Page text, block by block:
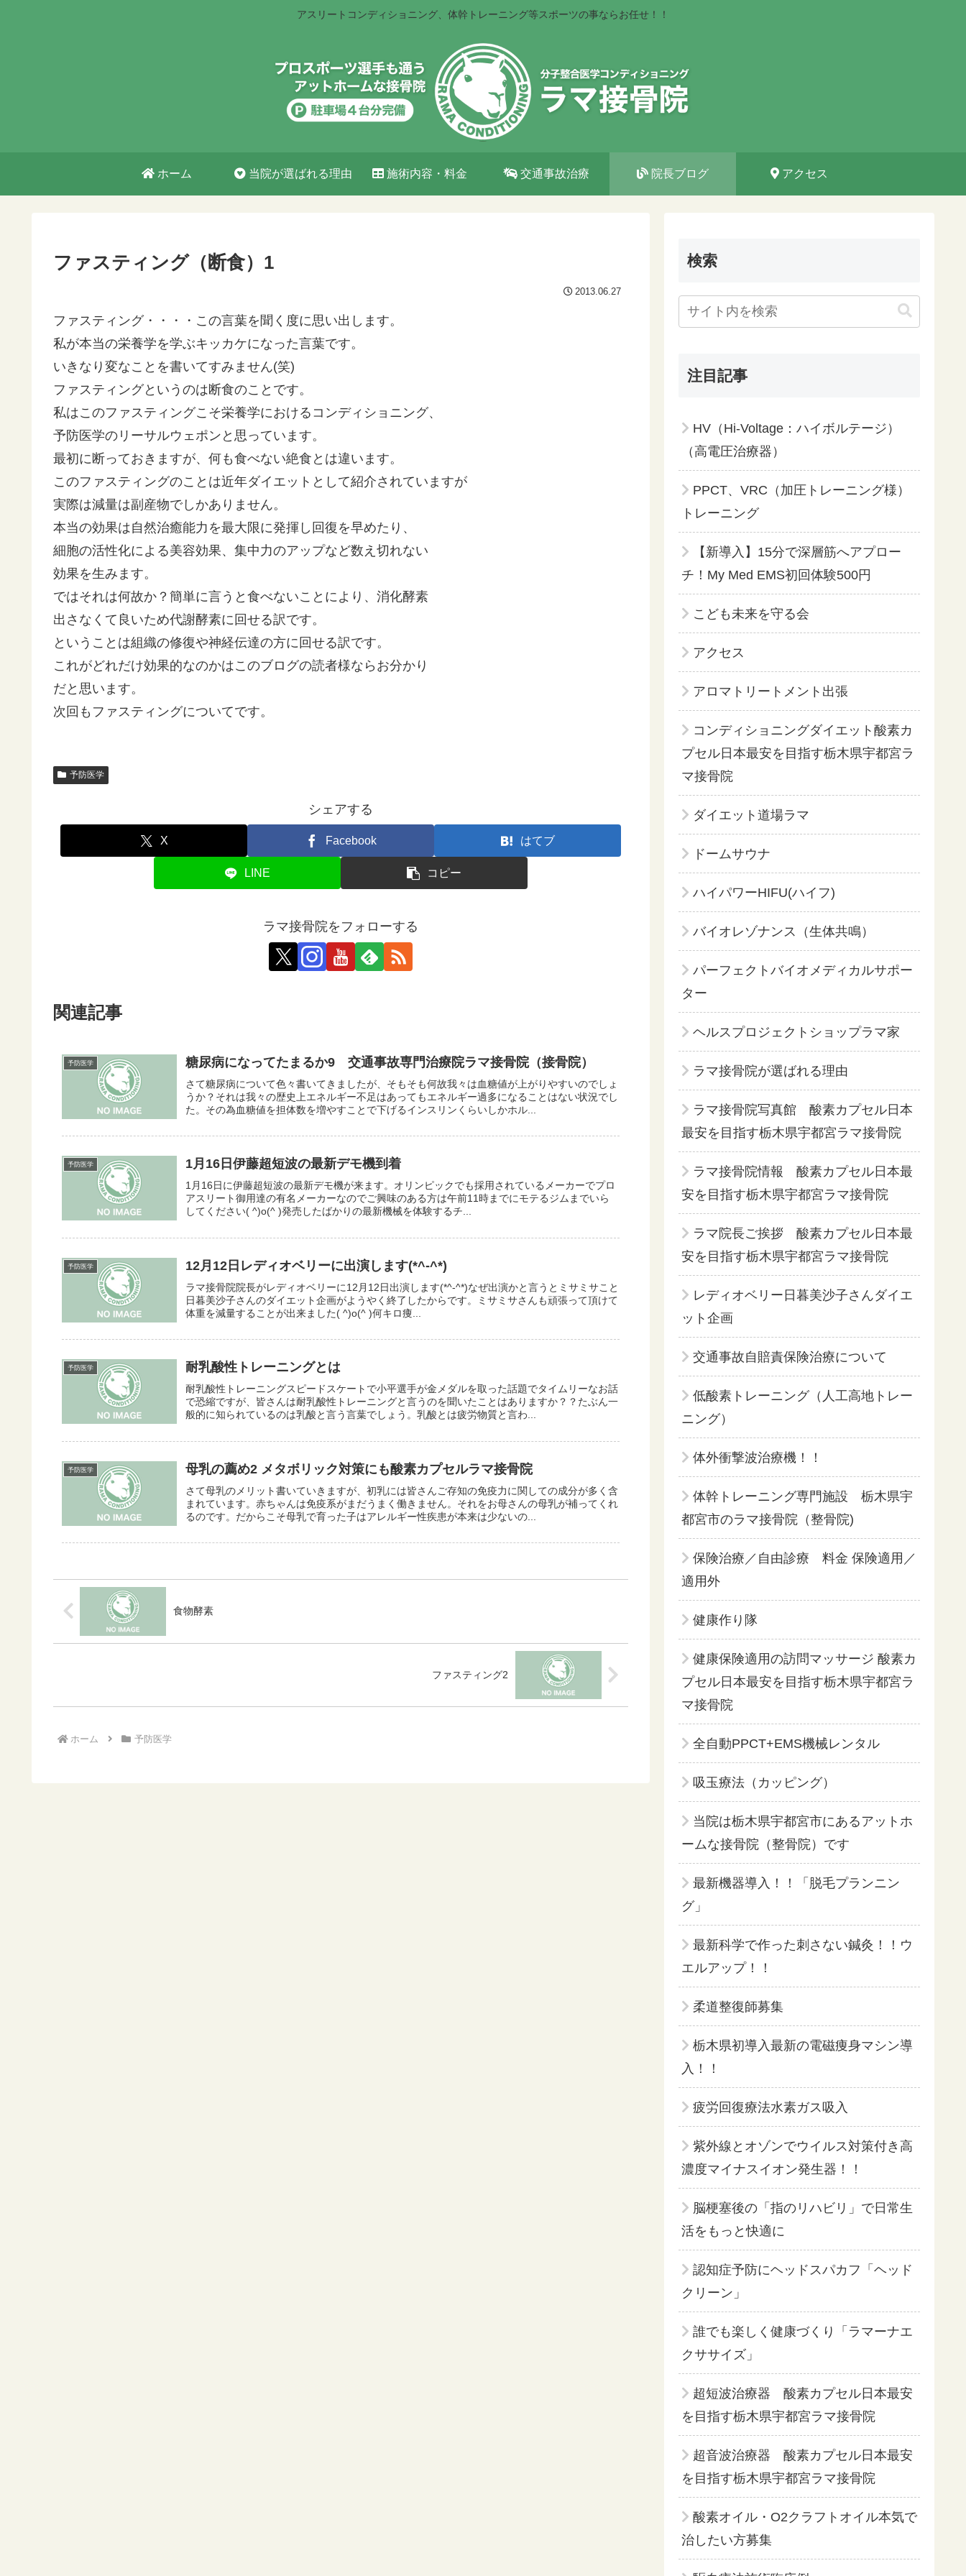
アスリートコンディショニング、体幹トレーニング等スポーツの事ならお任せ！！
ホーム 当院が選ばれる理由 施術内容・料金 交通事故治療 院長ブログ アクセス
ファスティング（断食）1
2013.06.27
ファスティング・・・・この言葉を聞く度に思い出します。
私が本当の栄養学を学ぶキッカケになった言葉です。
いきなり変なことを書いてすみません(笑)
ファスティングというのは断食のことです。
私はこのファスティングこそ栄養学におけるコンディショニング、
予防医学のリーサルウェポンと思っています。
最初に断っておきますが、何も食べない絶食とは違います。
このファスティングのことは近年ダイエットとして紹介されていますが
実際は減量は副産物でしかありません。
本当の効果は自然治癒能力を最大限に発揮し回復を早めたり、
細胞の活性化による美容効果、集中力のアップなど数え切れない
効果を生みます。
ではそれは何故か？簡単に言うと食べないことにより、消化酵素
出さなくて良いため代謝酵素に回せる訳です。
ということは組織の修復や神経伝達の方に回せる訳です。
これがどれだけ効果的なのかはこのブログの読者様ならお分かり
だと思います。
次回もファスティングについてです。
予防医学
シェアする
X Facebook はてブ
LINE コピー
ラマ接骨院をフォローする
関連記事
予防医学 糖尿病になってたまるか9 交通事故専門治療院ラマ接骨院（接骨院）
さて糖尿病について色々書いてきましたが、そもそも何故我々は血糖値が上がりやすいのでしょ
うか？それは我々の歴史上エネルギー不足はあってもエネルギー過多になることはない状況でし
た。その為血糖値を担体数を増やすことで下げるインスリンくらいしかホル...
予防医学 1月16日伊藤超短波の最新デモ機到着
1月16日に伊藤超短波の最新デモ機が来ます。オリンピックでも採用されているメーカーでプロ
アスリート御用達の有名メーカーなのでご興味のある方は午前11時までにモテるジムまでいら
してください( ^)o(^ )発売したばかりの最新機械を体験するチ...
予防医学 12月12日レディオベリーに出演します(*^-^*)
ラマ接骨院院長がレディオベリーに12月12日出演します(*^-^*)なぜ出演かと言うとミサミサこと
日暮美沙子さんのダイエット企画がようやく終了したからです。ミサミサさんも頑張って頂けて
体重を減量することが出来ました( ^)o(^ )何キロ痩...
予防医学 耐乳酸性トレーニングとは
耐乳酸性トレーニングスピードスケートで小平選手が金メダルを取った話題でタイムリーなお話
で恐縮ですが、皆さんは耐乳酸性トレーニングと言うのを聞いたことはありますか？？たぶん一
般的に知られているのは乳酸と言う言葉でしょう。乳酸とは疲労物質と言わ...
予防医学 母乳の薦め2 メタボリック対策にも酸素カプセルラマ接骨院
さて母乳のメリット書いていきますが、初乳には皆さんご存知の免疫力に関しての成分が多く含
まれています。赤ちゃんは免疫系がまだうまく働きません。それをお母さんの母乳が補ってくれ
るのです。だからこそ母乳で育った子はアレルギー性疾患が本来は少ないの...
食物酵素
ファスティング2
ホーム 予防医学
検索
注目記事
HV（Hi-Voltage：ハイボルテージ）
（高電圧治療器）
PPCT、VRC（加圧トレーニング様）
トレーニング
【新導入】15分で深層筋へアプロー
チ！My Med EMS初回体験500円
こども未来を守る会
アクセス
アロマトリートメント出張
コンディショニングダイエット酸素カ
プセル日本最安を目指す栃木県宇都宮ラ
マ接骨院
ダイエット道場ラマ
ドームサウナ
ハイパワーHIFU(ハイフ)
バイオレゾナンス（生体共鳴）
パーフェクトバイオメディカルサポー
ター
ヘルスプロジェクトショップラマ家
ラマ接骨院が選ばれる理由
ラマ接骨院写真館 酸素カプセル日本
最安を目指す栃木県宇都宮ラマ接骨院
ラマ接骨院情報 酸素カプセル日本最
安を目指す栃木県宇都宮ラマ接骨院
ラマ院長ご挨拶 酸素カプセル日本最
安を目指す栃木県宇都宮ラマ接骨院
レディオベリー日暮美沙子さんダイエ
ット企画
交通事故自賠責保険治療について
低酸素トレーニング（人工高地トレー
ニング）
体外衝撃波治療機！！
体幹トレーニング専門施設 栃木県宇
都宮市のラマ接骨院（整骨院)
保険治療／自由診療 料金 保険適用／
適用外
健康作り隊
健康保険適用の訪問マッサージ 酸素カ
プセル日本最安を目指す栃木県宇都宮ラ
マ接骨院
全自動PPCT+EMS機械レンタル
吸玉療法（カッピング）
当院は栃木県宇都宮市にあるアットホ
ームな接骨院（整骨院）です
最新機器導入！！「脱毛プランニン
グ」
最新科学で作った刺さない鍼灸！！ウ
エルアップ！！
柔道整復師募集
栃木県初導入最新の電磁痩身マシン導
入！！
疲労回復療法水素ガス吸入
紫外線とオゾンでウイルス対策付き高
濃度マイナスイオン発生器！！
脳梗塞後の「指のリハビリ」で日常生
活をもっと快適に
認知症予防にヘッドスパカフ「ヘッド
クリーン」
誰でも楽しく健康づくり「ラマーナエ
クササイズ」
超短波治療器 酸素カプセル日本最安
を目指す栃木県宇都宮ラマ接骨院
超音波治療器 酸素カプセル日本最安
を目指す栃木県宇都宮ラマ接骨院
酸素オイル・O2クラフトオイル本気で
治したい方募集